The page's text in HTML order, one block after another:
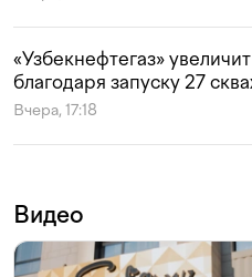
«Узбекнефтегаз»
благодаря запуску 27
Вчера, 17:18
Видео